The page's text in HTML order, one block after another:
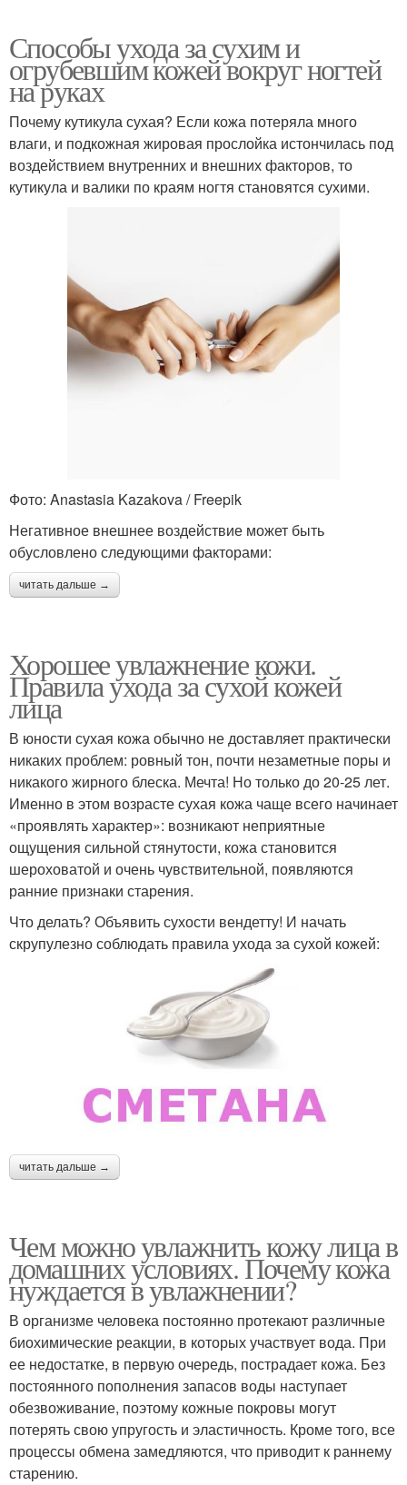
Способы ухода за сухим и
огрубевшим кожей вокруг ногтей
на руках
Почему кутикула сухая? Если кожа потеряла много
влаги, и подкожная жировая прослойка истончилась под
воздействием внутренних и внешних факторов, то
кутикула и валики по краям ногтя становятся сухими.
Фото: Anastasia Kazakova / Freepik
Негативное внешнее воздействие может быть
обусловлено следующими факторами:
читать дальше →
Хорошее увлажнение кожи.
Правила ухода за сухой кожей
лица
В юности сухая кожа обычно не доставляет практически
никаких проблем: ровный тон, почти незаметные поры и
никакого жирного блеска. Мечта! Но только до 20-25 лет.
Именно в этом возрасте сухая кожа чаще всего начинает
«проявлять характер»: возникают неприятные
ощущения сильной стянутости, кожа становится
шероховатой и очень чувствительной, появляются
ранние признаки старения.
Что делать? Объявить сухости вендетту! И начать
скрупулезно соблюдать правила ухода за сухой кожей:
читать дальше →
Чем можно увлажнить кожу лица в
домашних условиях. Почему кожа
нуждается в увлажнении?
В организме человека постоянно протекают различные
биохимические реакции, в которых участвует вода. При
ее недостатке, в первую очередь, пострадает кожа. Без
постоянного пополнения запасов воды наступает
обезвоживание, поэтому кожные покровы могут
потерять свою упругость и эластичность. Кроме того, все
процессы обмена замедляются, что приводит к раннему
старению.